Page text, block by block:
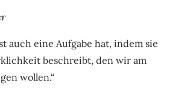
auch eine Aufgabe hat, indem sie
beschreibt, den wir am
wollen.“